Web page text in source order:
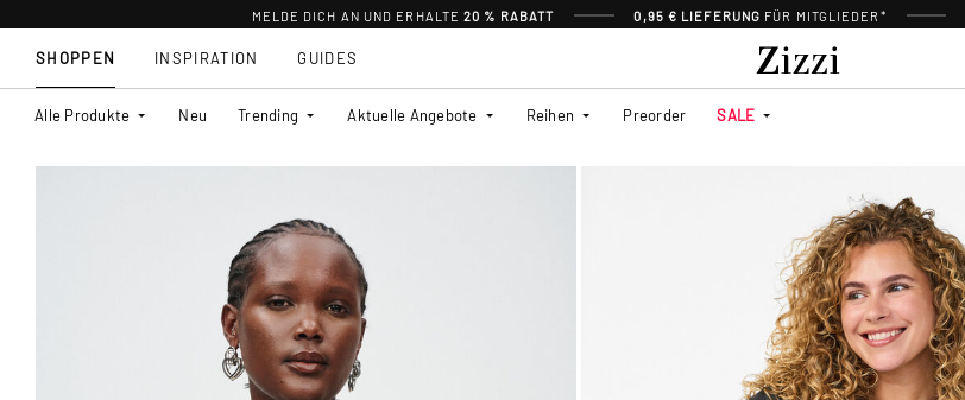
MELDE DICH AN UND ERHALTE20 % RABATT 0,95 € LIEFERUNG FÜR MITGLIEDER*
SHOPPEN
Alle Produkte Neu Trending Aktuelle Angebote Reihen Preorder SALE
INSPIRATION GUIDES